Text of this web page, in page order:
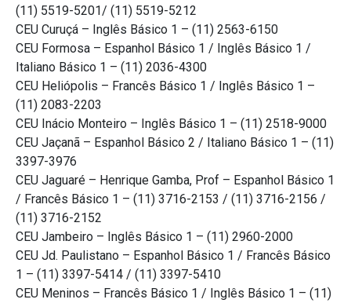
(11) 5519-5201/ (11) 5519-5212
CEU Curuçá – Inglês Básico 1 – (11) 2563-6150
CEU Formosa – Espanhol Básico 1 / Inglês Básico 1 /
Italiano Básico 1 – (11) 2036-4300
CEU Heliópolis – Francês Básico 1 / Inglês Básico 1 –
(11) 2083-2203
CEU Inácio Monteiro – Inglês Básico 1 – (11) 2518-9000
CEU Jaçanã – Espanhol Básico 2 / Italiano Básico 1 – (11)
3397-3976
CEU Jaguaré – Henrique Gamba, Prof – Espanhol Básico 1
/ Francês Básico 1 – (11) 3716-2153 / (11) 3716-2156 /
(11) 3716-2152
CEU Jambeiro – Inglês Básico 1 – (11) 2960-2000
CEU Jd. Paulistano – Espanhol Básico 1 / Francês Básico
1 – (11) 3397-5414 / (11) 3397-5410
CEU Meninos – Francês Básico 1 / Inglês Básico 1 – (11)